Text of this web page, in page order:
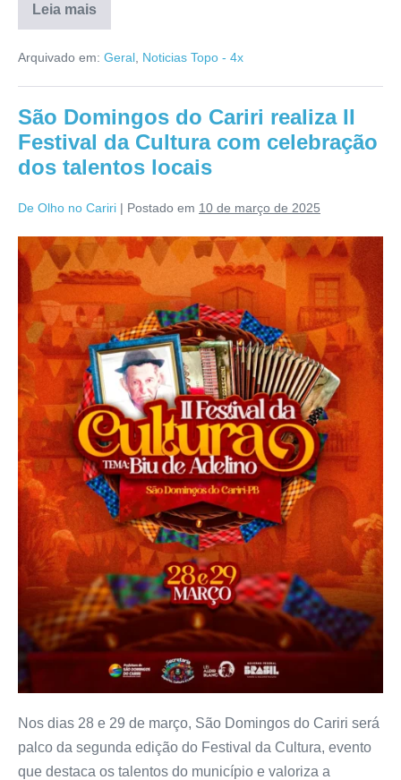
Leia mais
Arquivado em: Geral Noticias Topo - 4x
São Domingos do Cariri realiza II
Festival da Cultura com celebração
dos talentos locais
De Olho no Cariri | Postado em 10 de março de 2025
Nos dias 28 e 29 de março, São Domingos do Cariri será
palco da segunda edição do Festival da Cultura, evento
que destaca os talentos do município e valoriza a